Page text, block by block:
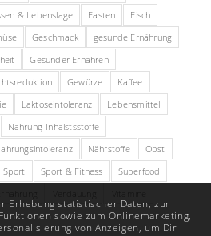
& Lebenslage Fasten
Fisch
Geschmack
gesunde Ernährung
Gesünder Ernähren
Gewürze
Kaffee
Laktoseintoleranz
Lebensmittel
Nahrung-Inhalstsstoffe
Nährstoffe
Obst
Sport Sport & Fitness
Superfood
Erhebung statistischer Daten, zur
sowie zum Onlinemarketing,
von Anzeigen, um Dir